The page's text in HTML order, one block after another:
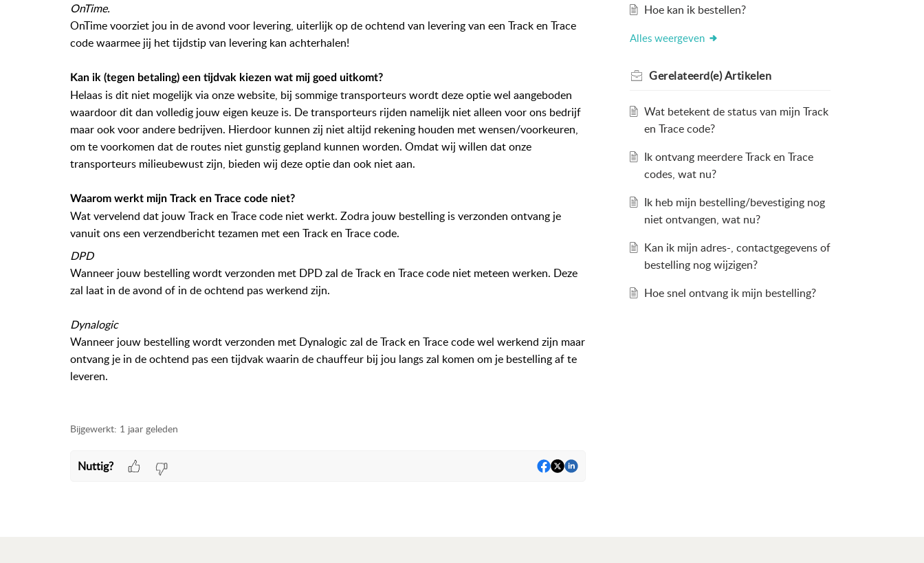
OnTime.
OnTime voorziet jou in de avond voor levering, uiterlijk op de ochtend van levering van een Track en Trace
code waarmee jij het tijdstip van levering kan achterhalen!
Kan ik (tegen betaling) een tijdvak kiezen wat mij goed uitkomt?
Helaas is dit niet mogelijk via onze website, bij sommige transporteurs wordt deze optie wel aangeboden
waardoor dit dan volledig jouw eigen keuze is. De transporteurs rijden namelijk niet alleen voor ons bedrijf
maar ook voor andere bedrijven. Hierdoor kunnen zij niet altijd rekening houden met wensen/voorkeuren,
om te voorkomen dat de routes niet gunstig gepland kunnen worden. Omdat wij willen dat onze
transporteurs milieubewust zijn, bieden wij deze optie dan ook niet aan.
Waarom werkt mijn Track en Trace code niet?
Wat vervelend dat jouw Track en Trace code niet werkt. Zodra jouw bestelling is verzonden ontvang je
vanuit ons een verzendbericht tezamen met een Track en Trace code.
DPD
Wanneer jouw bestelling wordt verzonden met DPD zal de Track en Trace code niet meteen werken. Deze
zal laat in de avond of in de ochtend pas werkend zijn.
Dynalogic
Wanneer jouw bestelling wordt verzonden met Dynalogic zal de Track en Trace code wel werkend zijn maar
ontvang je in de ochtend pas een tijdvak waarin de chauffeur bij jou langs zal komen om je bestelling af te
leveren.
Bijgewerkt: 1 jaar geleden
Nuttig?
Hoe kan ik bestellen?
Alles weergeven
Gerelateerd(e)Artikelen
Wat betekent de status van mijn Track
en Trace code?
Ik ontvang meerdere Track en Trace
codes, wat nu?
Ik heb mijn bestelling/bevestiging nog
niet ontvangen, wat nu?
Kan ik mijn adres-, contactgegevens of
bestelling nog wijzigen?
Hoe snel ontvang ik mijn bestelling?